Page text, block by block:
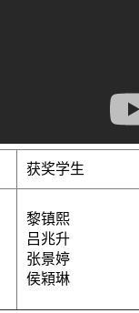
获奖学生
黎镇熙
吕兆升
张景婷
侯㯋琳